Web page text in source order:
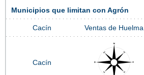
Municipios que limitan con Agrón
Cacín Ventas de Huelma
Cacín